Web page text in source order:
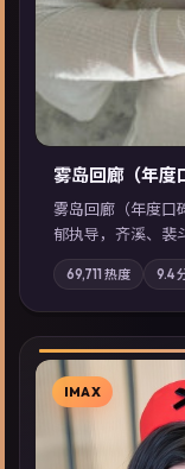
雾岛回廊（年度
雾岛回廊（年度口
郁执导，齐溪、裴
主轴，边境小镇的
地域气质；站内亦
展检索同类型高分
69,711 热度 9.4
IMAX